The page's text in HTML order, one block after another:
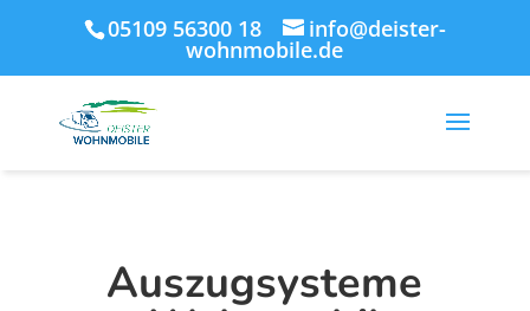
05109 56300 18 info@deister-
wohnmobile.de
Auszugsysteme